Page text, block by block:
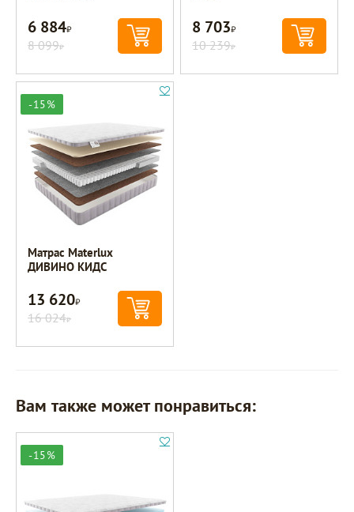
6 884Р
8 099Р
8 703Р
10 239Р
-15%
Матрас Materlux
ДИВИНО КИДС
13 620Р
16 024Р
Вам также может понравиться:
-15%